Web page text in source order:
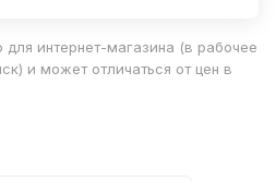
для интернет-магазина (в рабочее
и может отличаться от цен в